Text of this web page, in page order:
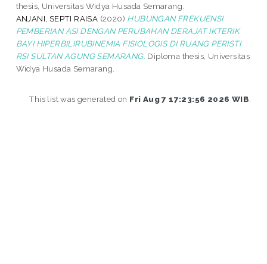
thesis, Universitas Widya Husada Semarang.
ANJANI, SEPTI RAISA (2020) HUBUNGAN FREKUENSI
PEMBERIAN ASI DENGAN PERUBAHAN DERAJAT IKTERIK
BAYI HIPERBILIRUBINEMIA FISIOLOGIS DI RUANG PERISTI
RSI SULTAN AGUNG SEMARANG. Diploma thesis, Universitas
Widya Husada Semarang.
This list was generated on Fri Aug 7 17:23:56 2026 WIB